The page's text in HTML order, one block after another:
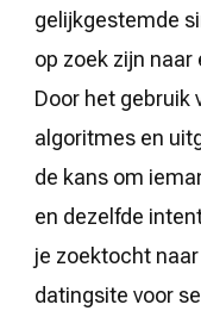
gelijkgestemde
op zoek zijn
Door het gebruik
algoritmes en
de kans om
en dezelfde
je zoektocht
datingsite voor